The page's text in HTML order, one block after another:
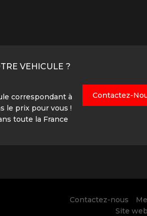
VEHICULE ?
correspondant à
le prix pour vous !
toute la France
Contactez-
Contactez-nous
Site